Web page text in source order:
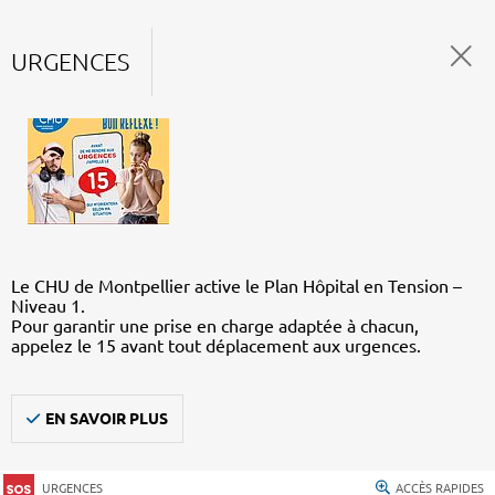
URGENCES
Le CHU de Montpellier active le Plan Hôpital en Tension –
Niveau 1.
Pour garantir une prise en charge adaptée à chacun,
appelez le 15 avant tout déplacement aux urgences.
EN SAVOIR PLUS
URGENCES ACCÈS RAPIDES